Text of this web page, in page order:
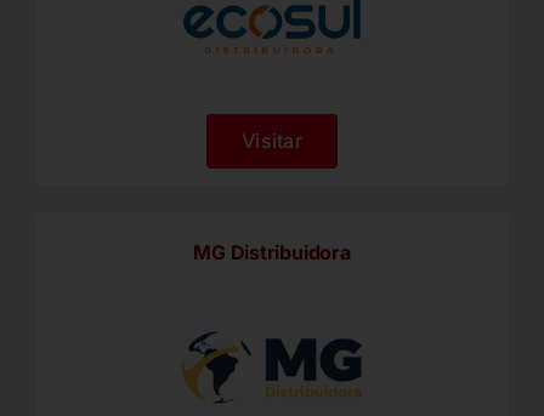
Visitar
MG Distribuidora